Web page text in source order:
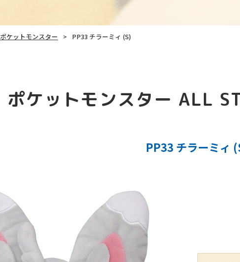
ポケットモンスター PP33 チラーミィ (S)
ポケットモンスター ALL
PP33 チラーミィ